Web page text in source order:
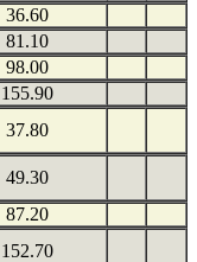
36.60
81.10
98.00
155.90
37.80
49.30
87.20
152.70